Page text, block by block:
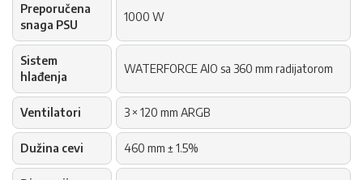
Preporučena
snaga PSU
1000 W
Sistem
hlađenja
WATERFORCE AIO sa 360 mm radijatorom
Ventilatori 3 × 120 mm ARGB
Dužina cevi 460 mm ± 1.5%